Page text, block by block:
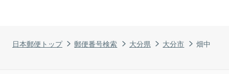
日本郵便トップ 郵便番号検索 大分県 大分市 畑中